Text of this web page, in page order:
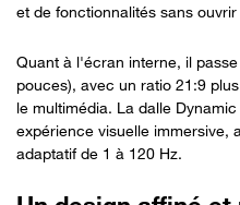
et de fonctionnalités sans
Quant à l'écran interne, il
pouces), avec un ratio 21:9
le multimédia. La dalle
expérience visuelle immersive,
adaptatif de 1 à 120 Hz.